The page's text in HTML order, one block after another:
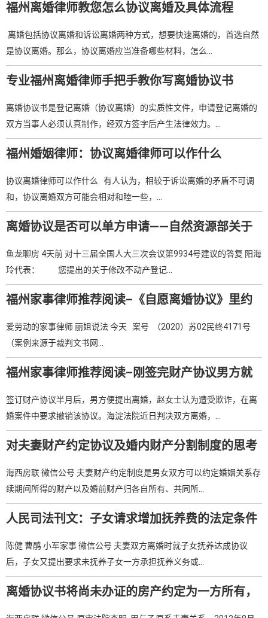
福州离婚律师教您怎么协议离婚及具体流程
离婚包括协议离婚和诉讼离婚两种方式，想要快速离婚的，首选自然
是协议离婚。那么，协议离婚应当准备哪些材料，怎么…
专业福州离婚律师手把手教你写离婚协议书
离婚协议书是登记离婚（协议离婚）的实质性文件，申请登记离婚的
双方当事人必须认真制作，经双方签字后产生法律效力。…
福州婚姻律师：协议离婚律师可以作什么
协议离婚律师可以作什么 有人认为，相较于诉讼离婚的矛盾不可调
和，协议离婚双方可能会相对和睦一些，…
离婚协议是否可以单方申请——自然资源部关于
人大代表建议的答复。–福州婚姻律师推荐阅读
鱼龙聊房 4天前 对十三届全国人大三次会议第9934号建议的答复 阳海
玲代表： 您提出的关于修改不动产登记…
福州家事律师推荐阅读–《自愿离婚协议》里约
定的放弃公司股权，法院说既非无条件放弃也非
股权转让
爱劳动的家事律师 丽姐说法 今天 案号 （2020）苏02民终4171号
（案例来源于裁判文书网…
福州家事律师推荐阅读–刚签完财产协议男方就
要离婚，女方主张撤销协议，法院支持吗？
签订财产协议半月后，男方便提出离婚，赵女士认为遭受欺诈，在离
婚案件中要求撤销该协议。海淀法院近日判决双方离婚，…
对夫妻财产约定协议及婚内财产分割制度的思考
–福州婚姻律师推荐阅读
海西房联 微信公号 夫妻财产约定制度是男女双方可以约定婚姻关系存
续期间所得的财产以及婚前财产归各自所有、共同所…
人民司法刊文：子女请求增加抚养费的法定条件
–福州家事律师推荐阅读
陈健 曹鹃 小军家事 微信公号 夫妻双方离婚时就子女抚养达成协议
后，子女又提出要求未抚养子女一方承担抚养义务或…
离婚协议书将尚未办证的房产约定为一方所有，
单方申请过户被驳回–福州婚姻律师推荐阅读